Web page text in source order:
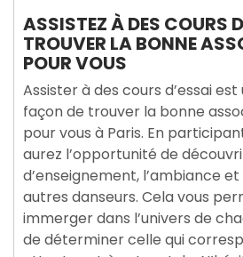
ASSISTEZ À DES COURS
TROUVER LA BONNE
POUR VOUS
Assister à des cours d’essai
façon de trouver la bonne
pour vous à Paris. En
aurez l’opportunité de
d’enseignement, l’ambiance
autres danseurs. Cela vous
immerger dans l’univers de
de déterminer celle qui